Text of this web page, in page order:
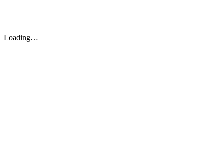
Loading…